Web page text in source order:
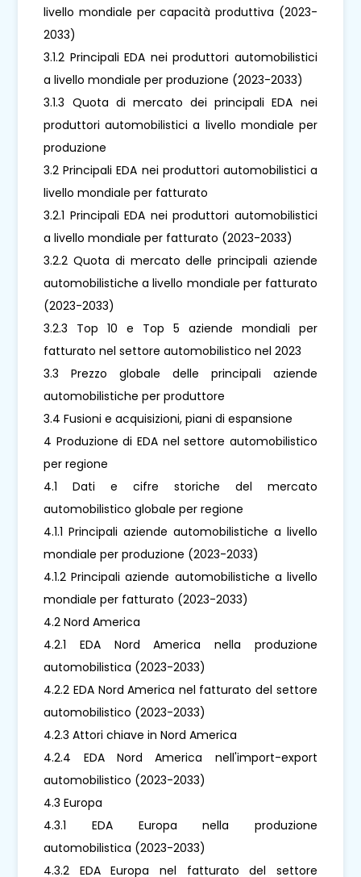
livello mondiale per capacità produttiva (2023-
2033)
3.1.2 Principali EDA nei produttori automobilistici
a livello mondiale per produzione (2023-2033)
3.1.3 Quota di mercato dei principali EDA nei
produttori automobilistici a livello mondiale per
produzione
3.2 Principali EDA nei produttori automobilistici a
livello mondiale per fatturato
3.2.1 Principali EDA nei produttori automobilistici
a livello mondiale per fatturato (2023-2033)
3.2.2 Quota di mercato delle principali aziende
automobilistiche a livello mondiale per fatturato
(2023-2033)
3.2.3 Top 10 e Top 5 aziende mondiali per
fatturato nel settore automobilistico nel 2023
3.3 Prezzo globale delle principali aziende
automobilistiche per produttore
3.4 Fusioni e acquisizioni, piani di espansione
4 Produzione di EDA nel settore automobilistico
per regione
4.1 Dati e cifre storiche del mercato
automobilistico globale per regione
4.1.1 Principali aziende automobilistiche a livello
mondiale per produzione (2023-2033)
4.1.2 Principali aziende automobilistiche a livello
mondiale per fatturato (2023-2033)
4.2 Nord America
4.2.1 EDA Nord America nella produzione
automobilistica (2023-2033)
4.2.2 EDA Nord America nel fatturato del settore
automobilistico (2023-2033)
4.2.3 Attori chiave in Nord America
4.2.4 EDA Nord America nell'import-export
automobilistico (2023-2033)
4.3 Europa
4.3.1 EDA Europa nella produzione
automobilistica (2023-2033)
4.3.2 EDA Europa nel fatturato del settore